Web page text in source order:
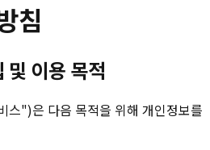
침
및 이용 목적
스")은 다음 목적을 위해 개인정보를